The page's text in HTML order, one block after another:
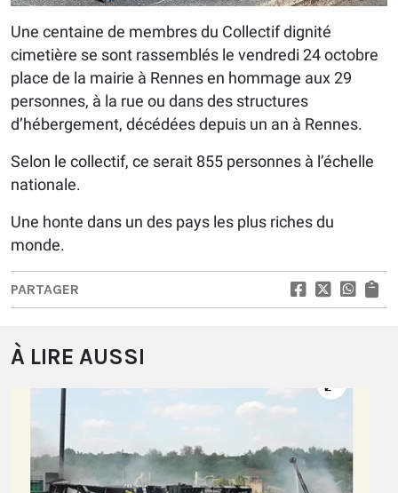
Une centaine de membres du Collectif dignité
cimetière se sont rassemblés le vendredi 24 octobre
place de la mairie à Rennes en hommage aux 29
personnes, à la rue ou dans des structures
d’hébergement, décédées depuis un an à Rennes.
Selon le collectif, ce serait 855 personnes à l’échelle
nationale.
Une honte dans un des pays les plus riches du
monde.
PARTAGER
À LIRE AUSSI